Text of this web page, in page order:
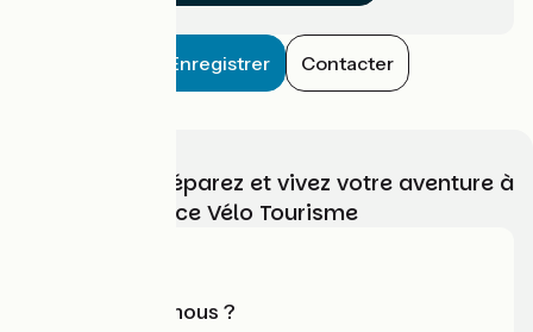
Enregistrer Contacter
Choisissez, préparez et vivez votre aventure à
vélo avec France Vélo Tourisme
Qui sommes-nous ?